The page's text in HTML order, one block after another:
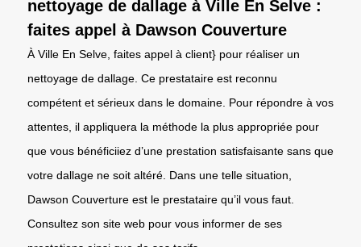
nettoyage de dallage à Ville En Selve :
faites appel à Dawson Couverture
À Ville En Selve, faites appel à client} pour réaliser un
nettoyage de dallage. Ce prestataire est reconnu
compétent et sérieux dans le domaine. Pour répondre à vos
attentes, il appliquera la méthode la plus appropriée pour
que vous bénéficiiez d’une prestation satisfaisante sans que
votre dallage ne soit altéré. Dans une telle situation,
Dawson Couverture est le prestataire qu’il vous faut.
Consultez son site web pour vous informer de ses